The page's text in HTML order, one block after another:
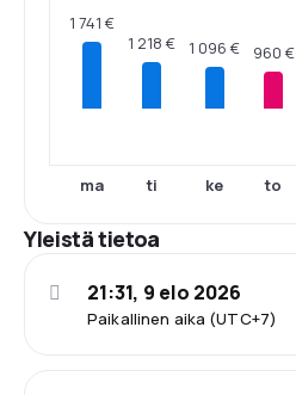
1 741 €
ma
1 218 €
ti
1 096 €
ke
960 €
to
Yleistä tietoa
Paikallinen aika (UTC+7)
21:31, 9 elo 2026